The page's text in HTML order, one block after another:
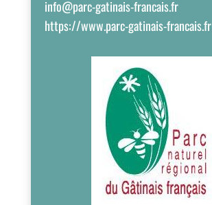
info@parc-gatinais-francais.fr
https://www.parc-gatinais-francais.fr